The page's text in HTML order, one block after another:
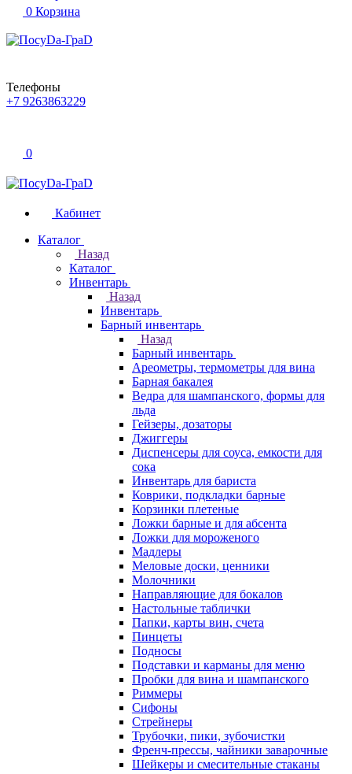
0 Корзина
Телефоны
+7 9263863229
0
Кабинет
Каталог
Назад
Каталог
Инвентарь
Назад
Инвентарь
Барный инвентарь
Назад
Барный инвентарь
Ареометры, термометры для вина
Барная бакалея
Ведра для шампанского, формы для
льда
Гейзеры, дозаторы
Джиггеры
Диспенсеры для соуса, емкости для
сока
Инвентарь для бариста
Коврики, подкладки барные
Корзинки плетеные
Ложки барные и для абсента
Ложки для мороженого
Мадлеры
Меловые доски, ценники
Молочники
Направляющие для бокалов
Настольные таблички
Папки, карты вин, счета
Пинцеты
Подносы
Подставки и карманы для меню
Пробки для вина и шампанского
Риммеры
Сифоны
Стрейнеры
Трубочки, пики, зубочистки
Френч-прессы, чайники заварочные
Шейкеры и смесительные стаканы